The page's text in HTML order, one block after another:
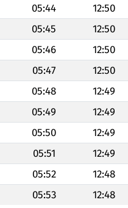
05:44 12:50
05:45 12:50
05:46 12:50
05:47 12:50
05:48 12:49
05:49 12:49
05:50 12:49
05:51 12:49
05:52 12:48
05:53 12:48